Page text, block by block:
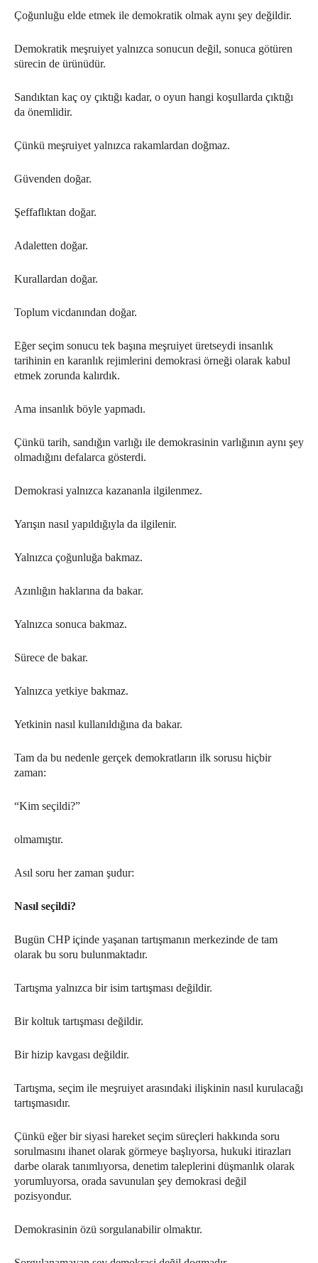
Çoğunluğu elde etmek ile demokratik olmak aynı şey değildir.
Demokratik meşruiyet yalnızca sonucun değil, sonuca götüren
sürecin de ürünüdür.
Sandıktan kaç oy çıktığı kadar, o oyun hangi koşullarda çıktığı
da önemlidir.
Çünkü meşruiyet yalnızca rakamlardan doğmaz.
Güvenden doğar.
Şeffaflıktan doğar.
Adaletten doğar.
Kurallardan doğar.
Toplum vicdanından doğar.
Eğer seçim sonucu tek başına meşruiyet üretseydi insanlık
tarihinin en karanlık rejimlerini demokrasi örneği olarak kabul
etmek zorunda kalırdık.
Ama insanlık böyle yapmadı.
Çünkü tarih, sandığın varlığı ile demokrasinin varlığının aynı şey
olmadığını defalarca gösterdi.
Demokrasi yalnızca kazananla ilgilenmez.
Yarışın nasıl yapıldığıyla da ilgilenir.
Yalnızca çoğunluğa bakmaz.
Azınlığın haklarına da bakar.
Yalnızca sonuca bakmaz.
Sürece de bakar.
Yalnızca yetkiye bakmaz.
Yetkinin nasıl kullanıldığına da bakar.
Tam da bu nedenle gerçek demokratların ilk sorusu hiçbir
zaman:
“Kim seçildi?”
olmamıştır.
Asıl soru her zaman şudur:
Nasıl seçildi?
Bugün CHP içinde yaşanan tartışmanın merkezinde de tam
olarak bu soru bulunmaktadır.
Tartışma yalnızca bir isim tartışması değildir.
Bir koltuk tartışması değildir.
Bir hizip kavgası değildir.
Tartışma, seçim ile meşruiyet arasındaki ilişkinin nasıl kurulacağı
tartışmasıdır.
Çünkü eğer bir siyasi hareket seçim süreçleri hakkında soru
sorulmasını ihanet olarak görmeye başlıyorsa, hukuki itirazları
darbe olarak tanımlıyorsa, denetim taleplerini düşmanlık olarak
yorumluyorsa, orada savunulan şey demokrasi değil
pozisyondur.
Demokrasinin özü sorgulanabilir olmaktır.